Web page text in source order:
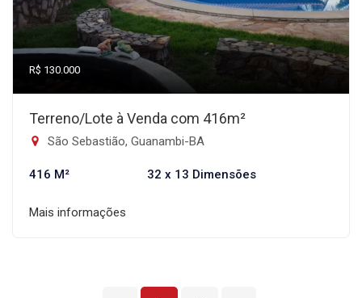
R$ 130.000
Terreno/Lote à Venda com 416m²
São Sebastião, Guanambi-BA
416 M² 32 x 13 Dimensões
Mais informações